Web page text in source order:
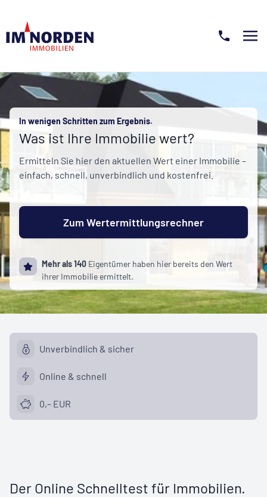
Menü
In wenigen Schritten zum Ergebnis.
Was ist Ihre Immobilie wert?
Ermitteln Sie hier den aktuellen Wert einer Immobilie –
einfach, schnell, unverbindlich und kostenfrei.
Zum Wertermittlungsrechner
Mehr als 140 Eigentümer haben hier bereits den Wert
ihrer Immobilie ermittelt.
Unverbindlich & sicher
Online & schnell
0,– EUR
Der Online Schnelltest für Immobilien.